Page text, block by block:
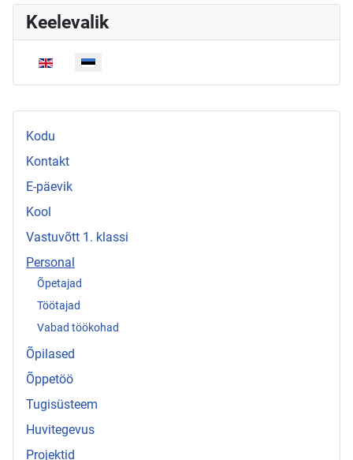
Kodu
Kontakt
E-päevik
Kool
Vastuvõtt 1. klassi
Personal
Õpetajad
Töötajad
Vabad töökohad
Õpilased
Õppetöö
Tugisüsteem
Huvitegevus
Projektid
Keelevalik
Vali keel